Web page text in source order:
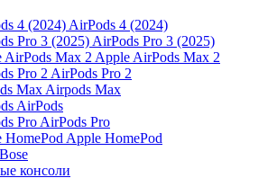
AirPods 4 (2024)
AirPods Pro 3 (2025)
Apple AirPods Max 2
AirPods Pro 2
Airpods Max
AirPods
AirPods Pro
Apple HomePod
Bose